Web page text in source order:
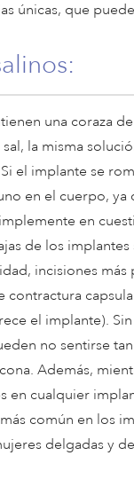
únicas, que
una coraza
la misma
el implante se
en el cuerpo, ya
en
de los implantes
incisiones más
contractura
el implante).
no sentirse
Además,
en cualquier
común en los
delgadas y